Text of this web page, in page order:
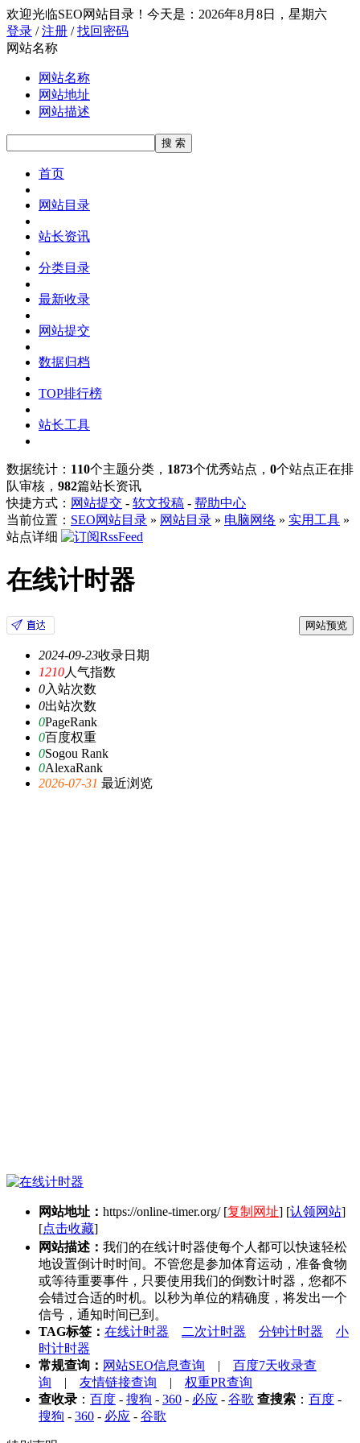
欢迎光临SEO网站目录！ 今天是：2026年8月8日，星期六
登录 /注册 /找回密码
网站名称
网站名称
网站地址
网站描述
首页
网站目录
站长资讯
分类目录
最新收录
网站提交
数据归档
TOP排行榜
站长工具
数据统计： 110个主题分类， 1873个优秀站点， 0个站点正在排
队审核， 982篇站长资讯
快捷方式： 网站提交 - 软文投稿 - 帮助中心
当前位置： SEO网站目录 » 网站目录 » 电脑网络 » 实用工具 »
站点详细
在线计时器
网站预览
2024-09-23收录日期
1210人气指数
0入站次数
0出站次数
0PageRank
0百度权重
0Sogou Rank
0AlexaRank
2026-07-31 最近浏览
网站地址： https://online-timer.org/ [复制网址] [认领网站]
[点击收藏]
网站描述： 我们的在线计时器使每个人都可以快速轻松
地设置倒计时时间。不管您是参加体育运动，准备食物
或等待重要事件，只要使用我们的倒数计时器，您都不
会错过合适的时机。以秒为单位的精确度，将发出一个
信号，通知时间已到。
TAG标签： 在线计时器 二次计时器 分钟计时器
小
时计时器
常规查询： 网站SEO信息查询 | 百度7天收录查
询 | 友情链接查询 | 权重PR查询
查收录 ： 百度 - 搜狗 - 360 - 必应 - 谷歌 查搜索 ： 百度 -
搜狗 - 360 - 必应 - 谷歌